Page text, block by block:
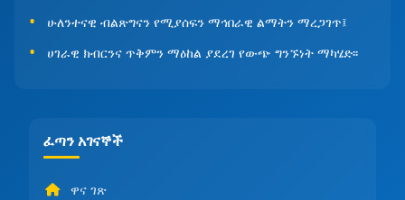
ሁለንተናዊ ብልጽግናን የሚያሰፍን ማኅበራዊ ልማትን ማረጋገጥ፤
ሀገራዊ ክብርንና ጥቅምን ማዕከል ያደረገ የውጭ ግንኙነት ማካሄድ፡፡
ፈጣን አገናኞች
ዋና ገጽ